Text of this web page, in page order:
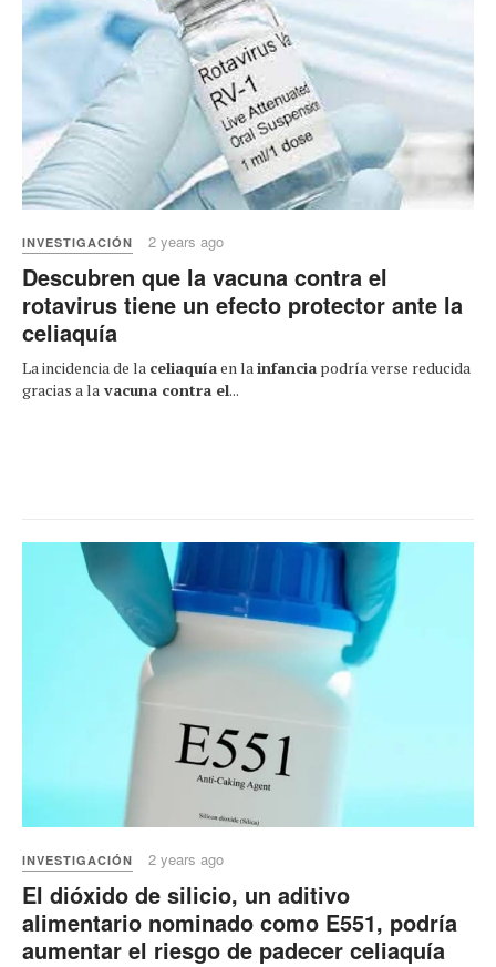
INVESTIGACIÓN 2 years ago
Descubren que la vacuna contra el
rotavirus tiene un efecto protector ante la
celiaquía
La incidencia de la celiaquíaen lainfancia podría verse reducida
gracias a la vacuna contra el...
INVESTIGACIÓN 2 years ago
El dióxido de silicio, un aditivo
alimentario nominado como E551, podría
aumentar el riesgo de padecer celiaquía